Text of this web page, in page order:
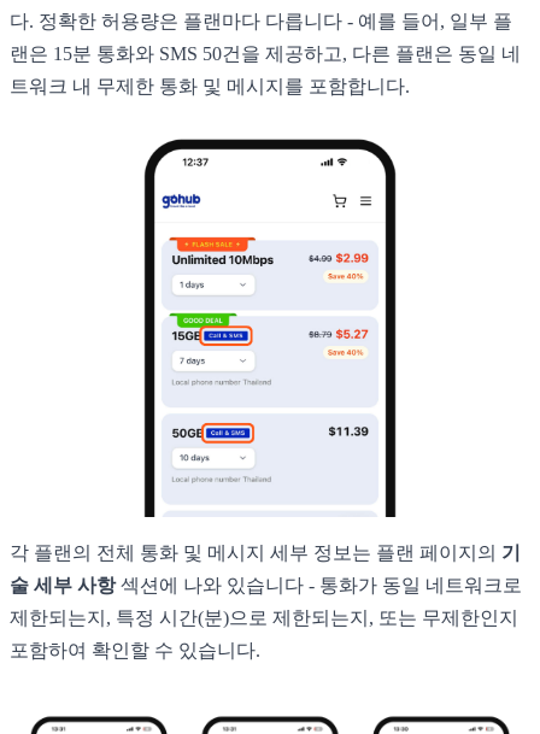
다. 정확한 허용량은 플랜마다 다릅니다 - 예를 들어, 일부 플
랜은 15분 통화와 SMS 50건을 제공하고, 다른 플랜은 동일 네
트워크 내 무제한 통화 및 메시지를 포함합니다.
각 플랜의 전체 통화 및 메시지 세부 정보는 플랜 페이지의 기
술 세부 사항섹션에 나와 있습니다 - 통화가 동일 네트워크로
제한되는지, 특정 시간(분)으로 제한되는지, 또는 무제한인지
포함하여 확인할 수 있습니다.